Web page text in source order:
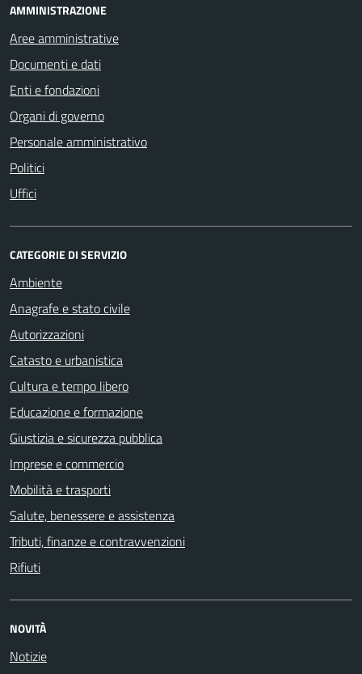
AMMINISTRAZIONE
Aree amministrative
Documenti e dati
Enti e fondazioni
Organi di governo
Personale amministrativo
Politici
Uffici
CATEGORIE DI SERVIZIO
Ambiente
Anagrafe e stato civile
Autorizzazioni
Catasto e urbanistica
Cultura e tempo libero
Educazione e formazione
Giustizia e sicurezza pubblica
Imprese e commercio
Mobilità e trasporti
Salute, benessere e assistenza
Tributi, finanze e contravvenzioni
Rifiuti
NOVITÀ
Notizie